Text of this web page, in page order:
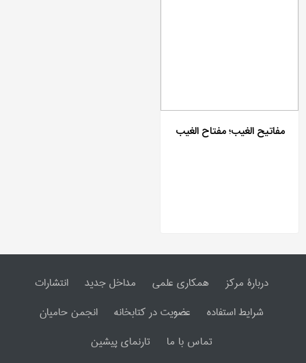
مفاتیح الغیب؛ مفتاح الغیب
دربارۀ مرکز همکاری علمی مداخل جدید
انتشارات
شرایط استفاده
عضویت در کتابخانه
انجمن حامیان
تماس با ما
تارنمای پیشین